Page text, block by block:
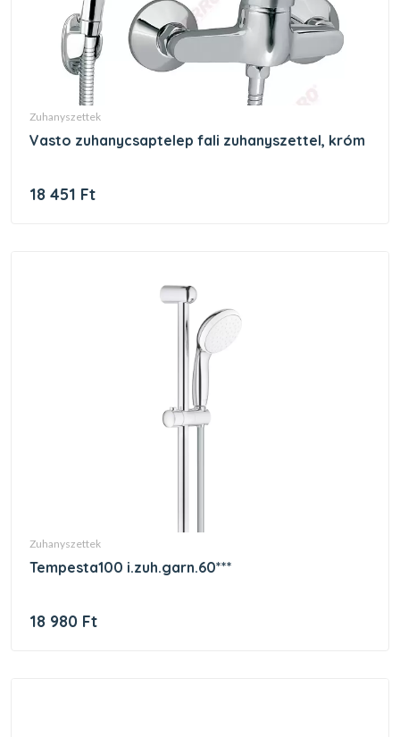
zuhanyszettek
vasto zuhanycsaptelep fali zuhanyszettel, króm
18 451 Ft
zuhanyszettek
tempesta100 i.zuh.garn.60***
18 980 Ft